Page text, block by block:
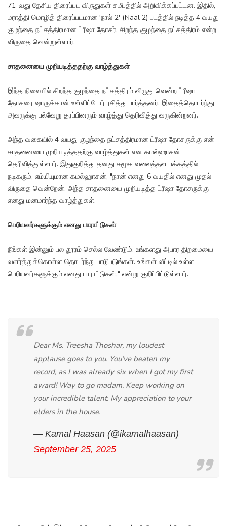
71-வது தேசிய திரைப்பட விருதுகள் சமீபத்தில் அறிவிக்கப்பட்டன. இதில்,
மராத்தி மொழித் திரைப்படமான 'நால் 2' (Naal 2) படத்தில் நடித்த 4 வயது
குழந்தை நட்சத்திரமான ட்ரீஷா தோசர், சிறந்த குழந்தை நட்சத்திரம் என்ற
விருதை வென்றுள்ளார்.
சாதனையை முறியடித்ததற்கு வாழ்த்துகள்
இந்த நிலையில் சிறந்த குழந்தை நட்சத்திரம் விருது வென்ற ட்ரீஷா
தோசரை ஷாருக்கான் உள்ளிட்டோர் ரசித்து பார்த்தனர். இதைத்தொடர்ந்து
அவருக்கு பல்வேறு தரப்பினரும் வாழ்த்து தெரிவித்து வருகின்றனர்.
அந்த வகையில் 4 வயது குழந்தை நட்சத்திரமான ட்ரீஷா தோசருக்கு என்
சாதனையை முறியடித்ததற்கு வாழ்த்துகள் என கமல்ஹாசன்
தெரிவித்துள்ளார். இதுகுறித்து தனது சமூக வலைத்தள பக்கத்தில்
நடிகரும், எம்.பியுமான கமல்ஹாசன், "நான் எனது 6 வயதில் எனது முதல்
விருதை வென்றேன். அந்த சாதனையை முறியடித்த ட்ரீஷா தோசருக்கு
எனது மனமார்ந்த வாழ்த்துகள்.
பெரியவர்களுக்கும் எனது பாராட்டுகள்
நீங்கள் இன்னும் பல தூரம் செல்ல வேண்டும். உங்களது அபார திறமையை
வளர்த்துக்கொள்ள தொடர்ந்து பாடுபடுங்கள். உங்கள் வீட்டில் உள்ள
பெரியவர்களுக்கும் எனது பாராட்டுகள்," என்று குறிப்பிட்டுள்ளார்.
Dear Ms. Treesha Thoshar, my loudest
applause goes to you. You’ve beaten my
record, as I was already six when I got my first
award! Way to go madam. Keep working on
your incredible talent. My appreciation to your
elders in the house.
— Kamal Haasan (@ikamalhaasan)
September 25, 2025